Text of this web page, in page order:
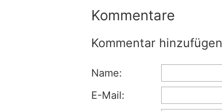
Kommentare
Kommentar hinzufügen
Name:
E-Mail: